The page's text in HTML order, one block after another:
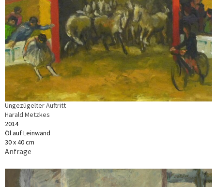
Ungezügelter Auftritt
Harald Metzkes
2014
Öl auf Leinwand
30 x 40 cm
Anfrage